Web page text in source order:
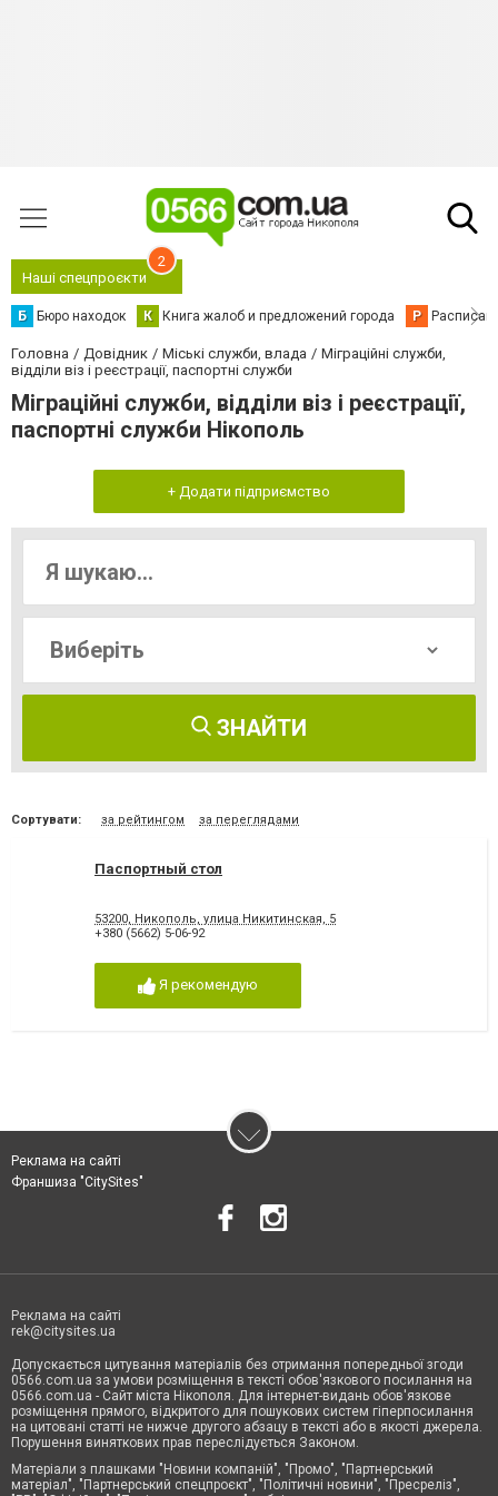
Наші спецпроєкти
2
Б Бюро находок К Книга жалоб и предложений города Р
Головна Довідник Міські служби, влада
Міграційні служби,
відділи віз і реєстрації, паспортні служби
Міграційні служби, відділи віз і реєстрації,
паспортні служби Нікополь
+ Додати підприємство
ЗНАЙТИ
Сортувати: за рейтингом за переглядами
Паспортный стол
53200, Никополь, улица Никитинская, 5
+380 (5662) 5-06-92
Я рекомендую
Реклама на сайті
Франшиза "CitySites"
Реклама на сайті
rek@citysites.ua
Допускається цитування матеріалів без отримання попередньої згоди
0566.com.ua за умови розміщення в тексті обов'язкового посилання на
0566.com.ua - Сайт міста Нікополя. Для інтернет-видань обов'язкове
розміщення прямого, відкритого для пошукових систем гіперпосилання
на цитовані статті не нижче другого абзацу в тексті або в якості джерела.
Порушення виняткових прав переслідується Законом.
Матеріали з плашками "Новини компаній", "Промо", "Партнерський
матеріал", "Партнерський спецпроєкт", "Політичні новини", "Пресреліз",